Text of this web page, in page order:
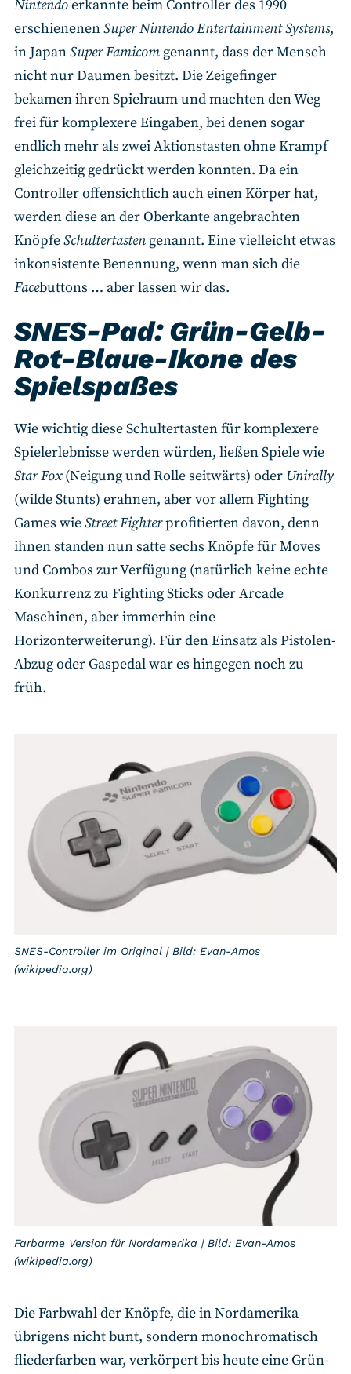
Nintendoerkannte beim Controller des 1990
erschienenenSuper Nintendo Entertainment Systems,
in JapanSuper Famicom genannt, dass der Mensch
nicht nur Daumen besitzt. Die Zeigefinger
bekamen ihren Spielraum und machten den Weg
frei für komplexere Eingaben, bei denen sogar
endlich mehr als zwei Aktionstasten ohne Krampf
gleichzeitig gedrückt werden konnten. Da ein
Controller offensichtlich auch einen Körper hat,
werden diese an der Oberkante angebrachten
KnöpfeSchultertasten genannt. Eine vielleicht etwas
inkonsistente Benennung, wenn man sich die
Facebuttons … aber lassen wir das.
SNES-Pad: Grün-Gelb-
Rot-Blaue-Ikone des
Spielspaßes
Wie wichtig diese Schultertasten für komplexere
Spielerlebnisse werden würden, ließen Spiele wie
Star Fox(Neigung und Rolle seitwärts) oder Unirally
(wilde Stunts) erahnen, aber vor allem Fighting
Games wieStreet Fighterprofitierten davon, denn
ihnen standen nun satte sechs Knöpfe für Moves
und Combos zur Verfügung (natürlich keine echte
Konkurrenz zu Fighting Sticks oder Arcade
Maschinen, aber immerhin eine
Horizonterweiterung). Für den Einsatz als Pistolen-
Abzug oder Gaspedal war es hingegen noch zu
früh.
SNES-Controller im Original | Bild: Evan-Amos
(wikipedia.org)
Farbarme Version für Nordamerika | Bild: Evan-Amos
(wikipedia.org)
Die Farbwahl der Knöpfe, die in Nordamerika
übrigens nicht bunt, sondern monochromatisch
fliederfarben war, verkörpert bis heute eine Grün-